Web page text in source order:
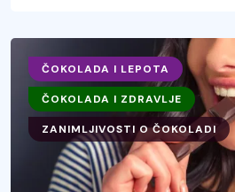
ČOKOLADA I LEPOTA
ČOKOLADA I ZDRAVLJE
ZANIMLJIVOSTI O ČOKOLADI